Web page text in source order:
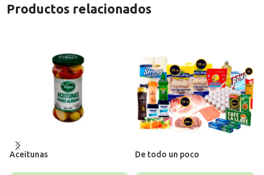
Productos relacionados
Aceitunas De todo un poco